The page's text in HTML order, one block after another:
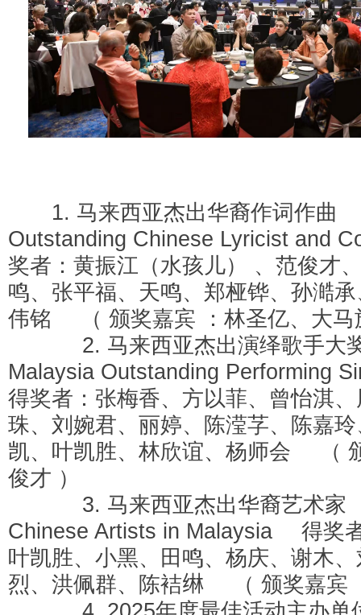
1. 马来西亚杰出华裔作词作曲
Outstanding Chinese Lyricist and
奖者：黄振江（水孩儿） 、范俊才
鸣、张平福、天鸣、郑桠铧、孙澔
伟铭 （ 颁奖嘉宾 ：林圣亿、大马
2. 马来西亚杰出演绎歌
Malaysia Outstanding Performing
得奖者：张梅香、方以菲、曾怡淇
珠、刘婉君、丽婷、陈滢芓、陈嘉
凯、叶凯胜、林欣谊、杨师会 （
俊才 ）
3. 马来西亚杰出华裔艺术家
Chinese Artists in Malaysia 得奖
叶凯胜、小黑、田鸣、杨庆、谢木
烈、洪佩群、陈袺𬘭 （ 颁奖嘉宾